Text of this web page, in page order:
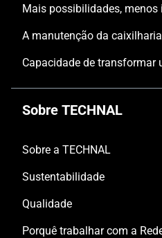
A manutenção da caixilharia
Sobre TECHNAL
Sobre a TECHNAL
Sustentabilidade
Qualidade